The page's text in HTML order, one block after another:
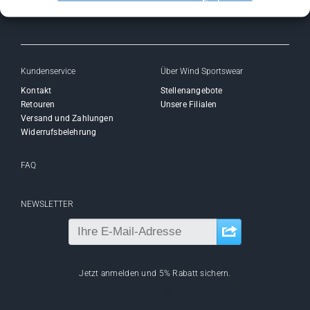
Kundenservice
Kontakt
Retouren
Versand und Zahlungen
Widerrufsbelehrung
Über Wind Sportswear
Stellenangebote
Unsere Filialen
FAQ
NEWSLETTER
Jetzt anmelden und 5% Rabatt sichern.